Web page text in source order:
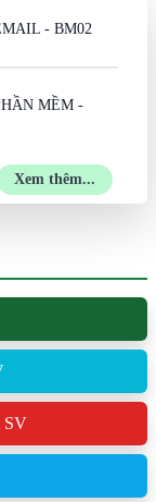
- BM02
MỀM -
Xem thêm...
SV